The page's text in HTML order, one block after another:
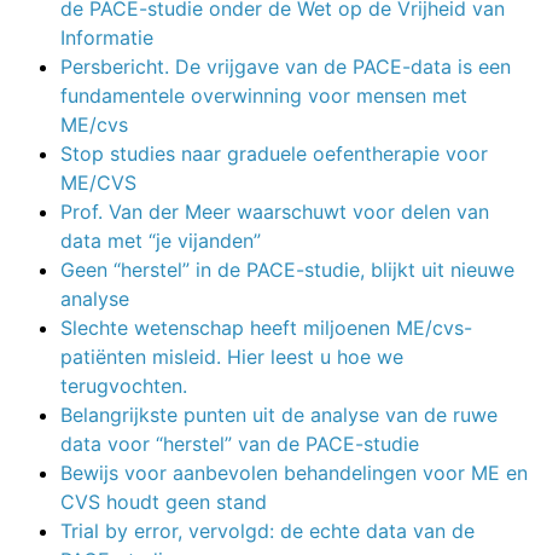
de PACE-studie onder de Wet op de Vrijheid van
Informatie
Persbericht. De vrijgave van de PACE-data is een
fundamentele overwinning voor mensen met
ME/cvs
Stop studies naar graduele oefentherapie voor
ME/CVS
Prof. Van der Meer waarschuwt voor delen van
data met “je vijanden”
Geen “herstel” in de PACE-studie, blijkt uit nieuwe
analyse
Slechte wetenschap heeft miljoenen ME/cvs-
patiënten misleid. Hier leest u hoe we
terugvochten.
Belangrijkste punten uit de analyse van de ruwe
data voor “herstel” van de PACE-studie
Bewijs voor aanbevolen behandelingen voor ME en
CVS houdt geen stand
Trial by error, vervolgd: de echte data van de